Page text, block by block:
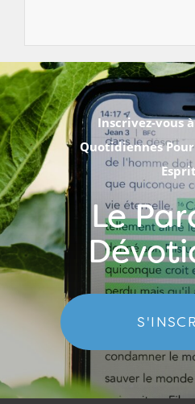
Inscrivez-vous
Quotidiennes
Le